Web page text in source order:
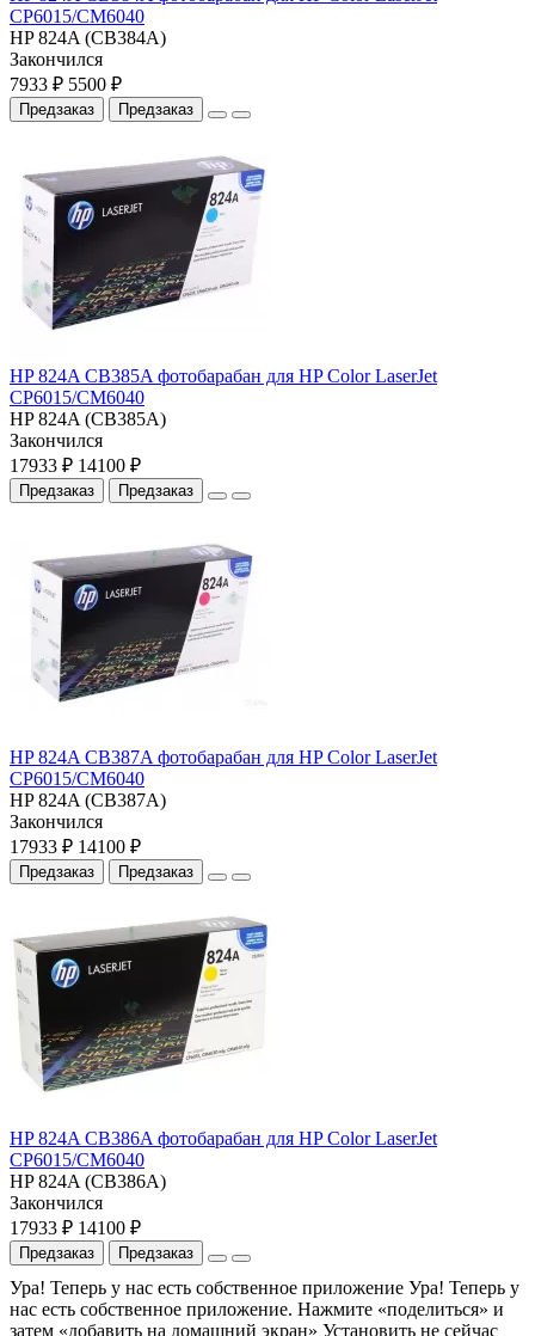
CP6015/CM6040
HP 824A (CB384A)
Закончился
7933 ₽ 5500 ₽
Предзаказ Предзаказ
HP 824A CB385A фотобарабан для HP Color LaserJet
CP6015/CM6040
HP 824A (CB385A)
Закончился
17933 ₽ 14100 ₽
Предзаказ Предзаказ
HP 824A CB387A фотобарабан для HP Color LaserJet
CP6015/CM6040
HP 824A (CB387A)
Закончился
17933 ₽ 14100 ₽
Предзаказ Предзаказ
HP 824A CB386A фотобарабан для HP Color LaserJet
CP6015/CM6040
HP 824A (CB386A)
Закончился
17933 ₽ 14100 ₽
Предзаказ Предзаказ
Ура! Теперь у нас есть собственное приложение Ура! Теперь у
нас есть собственное приложение. Нажмите «поделиться» и
затем «добавить на домашний экран» Установить не сейчас